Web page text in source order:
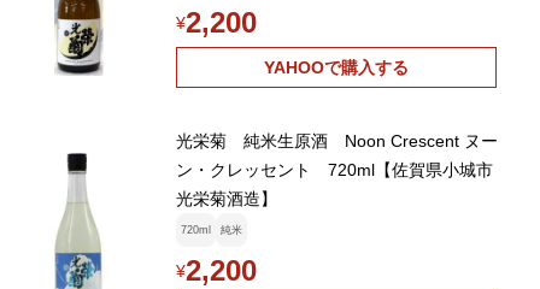
¥2,200
YAHOOで購入する
光栄菊 純米生原酒 Noon Crescent ヌー
ン・クレッセント 720ml【佐賀県小城市
光栄菊酒造】
720ml 純米
¥2,200